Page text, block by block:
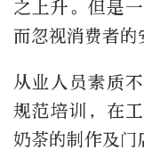
之上升。但是
而忽视消费者的
从业人员素质
规范培训，在
奶茶的制作及门